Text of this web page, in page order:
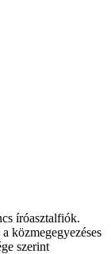
íróasztalfiók.
közmegegyezéses
szerint